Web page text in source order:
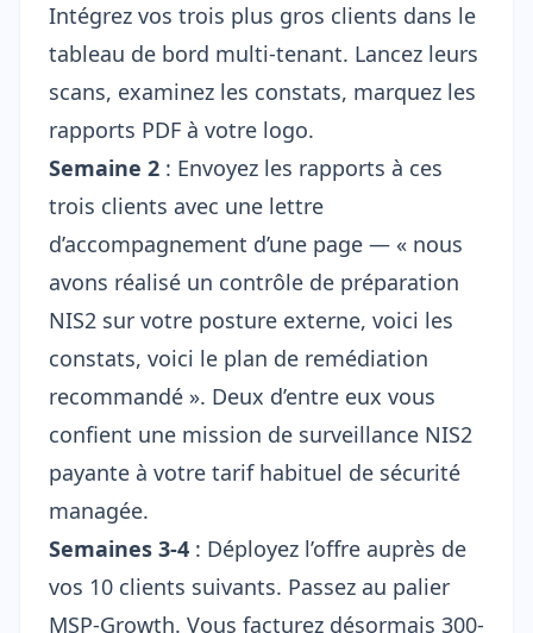
Intégrez vos trois plus gros clients dans le
tableau de bord multi-tenant. Lancez leurs
scans, examinez les constats, marquez les
rapports PDF à votre logo.
Semaine 2 : Envoyez les rapports à ces
trois clients avec une lettre
d’accompagnement d’une page — « nous
avons réalisé un contrôle de préparation
NIS2 sur votre posture externe, voici les
constats, voici le plan de remédiation
recommandé ». Deux d’entre eux vous
confient une mission de surveillance NIS2
payante à votre tarif habituel de sécurité
managée.
Semaines 3-4 : Déployez l’offre auprès de
vos 10 clients suivants. Passez au palier
MSP-Growth. Vous facturez désormais 300-